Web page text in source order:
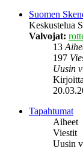
Suomen
Keskustelua
Valvojat:
13
197
Uusin
Tapahtumat
Aiheet
Viestit
Uusin